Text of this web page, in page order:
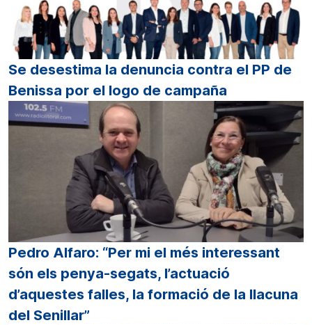
Se desestima la denuncia contra el PP de
Benissa por el logo de campaña
Pedro Alfaro: “Per mi el més interessant
són els penya-segats, l’actuació
d’aquestes falles, la formació de la llacuna
del Senillar”